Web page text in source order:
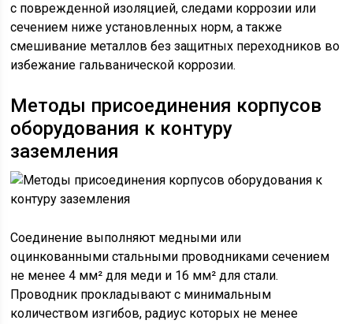
с поврежденной изоляцией, следами коррозии или
сечением ниже установленных норм, а также
смешивание металлов без защитных переходников во
избежание гальванической коррозии.
Методы присоединения корпусов
оборудования к контуру
заземления
Соединение выполняют медными или
оцинкованными стальными проводниками сечением
не менее 4 мм² для меди и 16 мм² для стали.
Проводник прокладывают с минимальным
количеством изгибов, радиус которых не менее